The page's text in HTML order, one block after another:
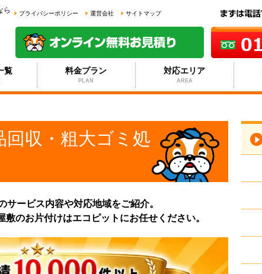
ら
プライバシーポリシー 運営会社 サイトマップ
覧 料金プラン
PLAN
対応エリア
AREA
収・粗大ゴミ処
サービス内容や対応地域をご紹介。
のお片付けはエコピットにお任せください。